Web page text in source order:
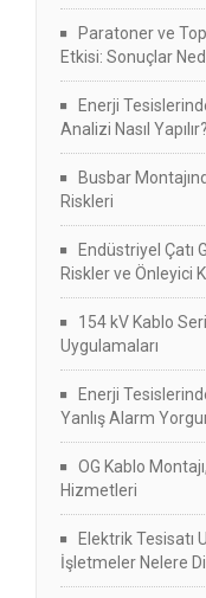
Paratoner ve
Etkisi: Sonuçlar
Enerji
Analizi Nasıl Yapılır?
Busbar
Riskleri
Endüstriyel Çatı
Riskler ve Önleyici
154 kV Kablo
Uygulamaları
Enerji
Yanlış Alarm
OG Kablo
Hizmetleri
Elektrik Tesisatı
İşletmeler Nelere